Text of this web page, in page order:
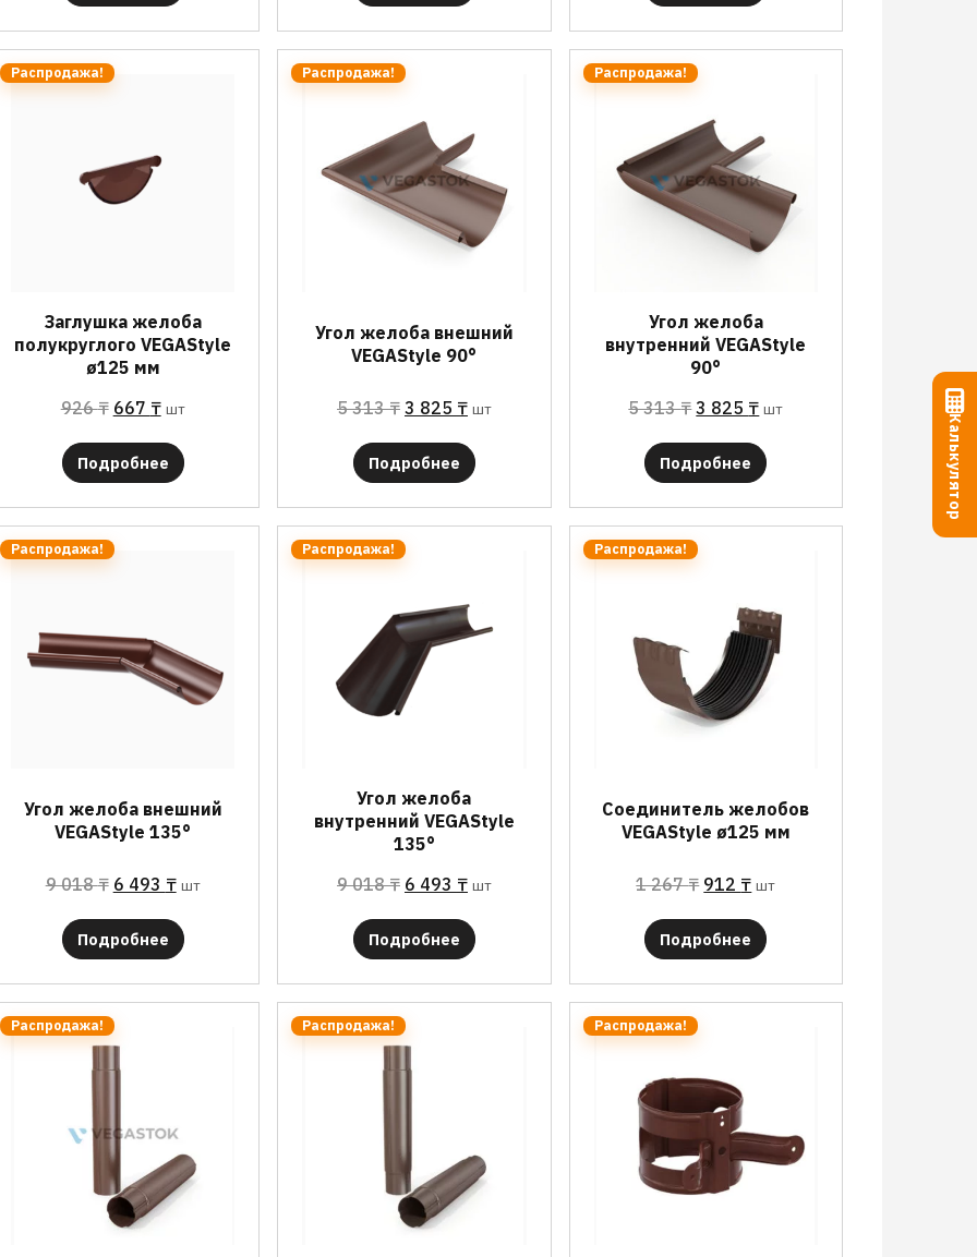
Распродажа!
Заглушка желоба
полукруглого VEGAStyle
ø125 мм
926₸ 667 ₸ шт
Подробнее
Распродажа!
Угол желоба внешний
VEGAStyle 90°
5 313₸ 3 825 ₸ шт
Подробнее
Распродажа!
Угол желоба
внутренний VEGAStyle
90°
5 313₸ 3 825 ₸ шт
Подробнее
Распродажа!
Угол желоба внешний
VEGAStyle 135°
9 018₸ 6 493 ₸ шт
Подробнее
Распродажа!
Угол желоба
внутренний VEGAStyle
135°
9 018₸ 6 493 ₸ шт
Подробнее
Распродажа!
Соединитель желобов
VEGAStyle ø125 мм
1 267₸ 912 ₸ шт
Подробнее
Распродажа! Распродажа! Распродажа!
Калькулятор